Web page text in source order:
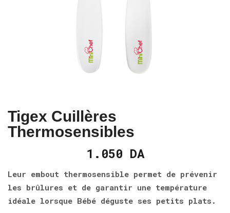
Tigex Cuillères
Thermosensibles
1.050 DA
Leur embout thermosensible permet de prévenir
les brûlures et de garantir une température
idéale lorsque Bébé déguste ses petits plats.